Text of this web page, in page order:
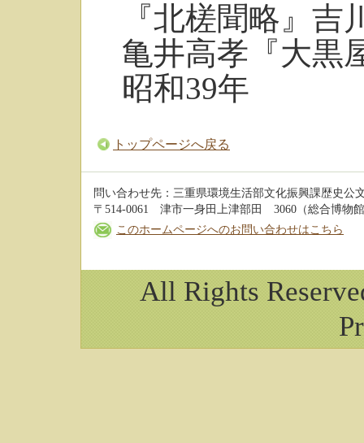
『北槎聞略』吉
亀井高孝『大黒
昭和39年
トップページへ戻る
問い合わせ先：三重県環境生活部文化振興課歴史公
〒514-0061 津市一身田上津部田 3060（総合博物
このホームページへのお問い合わせはこちら
All Rights